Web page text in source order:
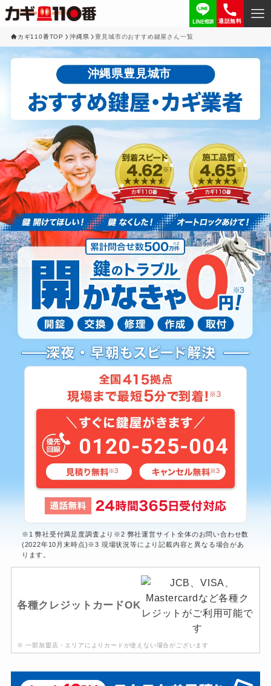
通話無料
カギ110番TOP 沖縄県 豊見城市のおすすめ鍵屋さん一覧
沖縄県豊見城市
0120-525-004
※1 弊社受付満足度調査より※2 弊社運営サイト全体のお問い合わせ数
(2022年10月末時点)※3 現場状況等により記載内容と異なる場合があ
ります。
各種クレジットカードOK
※ 一部加盟店・エリアによりカードが使えない場合がございます